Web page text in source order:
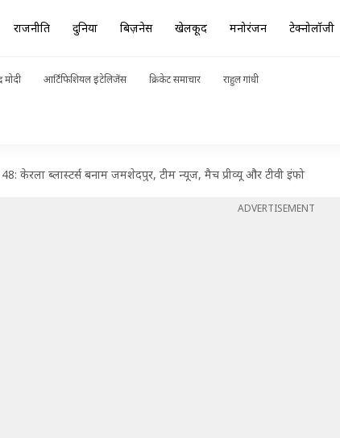
राजनीति दुनिया बिज़नेस खेलकूद मनोरंजन टेक्नोलॉजी
मोदी आर्टिफिशियल इंटेलिजेंस क्रिकेट समाचार राहुल गांधी
केरला ब्लास्टर्स बनाम जमशेदपुर, टीम न्यूज, मैच प्रीव्यू और टीवी इंफो
ADVERTISEMENT